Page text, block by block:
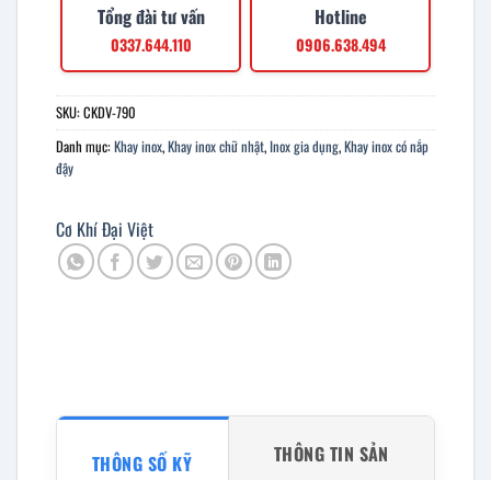
Tổng đài tư vấn
0337.644.110
Hotline
0906.638.494
SKU:CKDV-790
Danh mục:Khay inox,Khay inox chữ nhật, Inox gia dụng,Khay inox có nắp
đậy
Cơ Khí Đại Việt
THÔNG SỐ KỸ
THÔNG TIN SẢN